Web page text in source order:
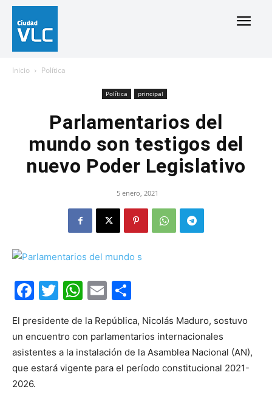
Inicio Política
Política principal
Parlamentarios del
mundo son testigos del
nuevo Poder Legislativo
5 enero, 2021
Facebook
Twitter
WhatsApp
Email
El presidente de la República, Nicolás Maduro, sostuvo
un encuentro con parlamentarios internacionales
asistentes a la instalación de la Asamblea Nacional (AN),
que estará vigente para el período constitucional 2021-
2026.